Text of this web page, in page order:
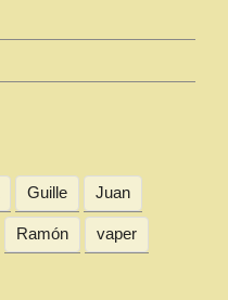
Guille Juan
Ramón vaper